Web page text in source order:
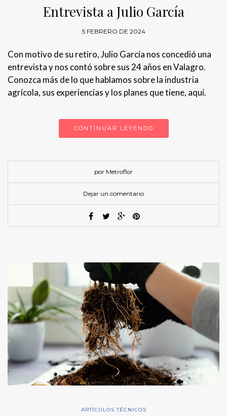
Entrevista a Julio García
5 FEBRERO DE 2024
Con motivo de su retiro, Julio García nos concedió una
entrevista y nos contó sobre sus 24 años en Valagro.
Conozca más de lo que hablamos sobre la industria
agrícola, sus experiencias y los planes que tiene, aquí.
CONTINUAR LEYENDO
por Metroflor
Dejar un comentario
ARTÍCULOS TÉCNICOS